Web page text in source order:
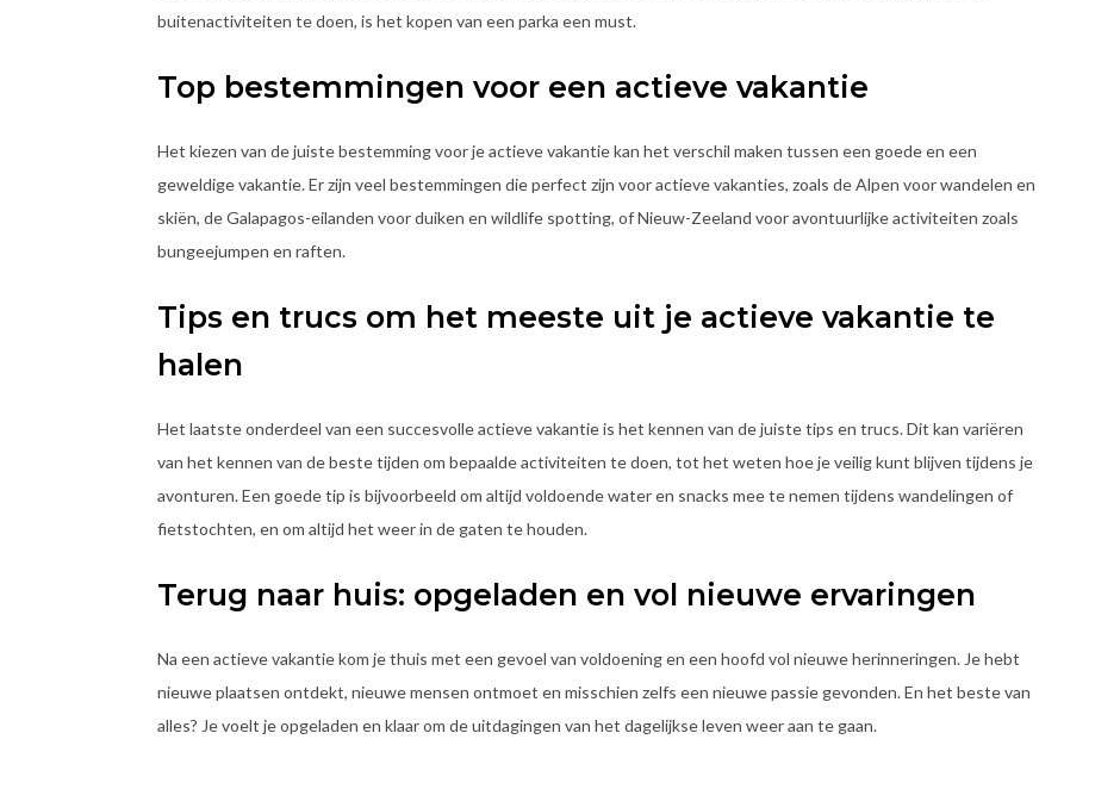
buitenactiviteiten te doen, is het kopen van een parka een must.
Top bestemmingen voor een actieve vakantie
Het kiezen van de juiste bestemming voor je actieve vakantie kan het verschil maken tussen een goede en een
geweldige vakantie. Er zijn veel bestemmingen die perfect zijn voor actieve vakanties, zoals de Alpen voor wandelen en
skiën, de Galapagos-eilanden voor duiken en wildlife spotting, of Nieuw-Zeeland voor avontuurlijke activiteiten zoals
bungeejumpen en raften.
Tips en trucs om het meeste uit je actieve vakantie te
halen
Het laatste onderdeel van een succesvolle actieve vakantie is het kennen van de juiste tips en trucs. Dit kan variëren
van het kennen van de beste tijden om bepaalde activiteiten te doen, tot het weten hoe je veilig kunt blijven tijdens je
avonturen. Een goede tip is bijvoorbeeld om altijd voldoende water en snacks mee te nemen tijdens wandelingen of
fietstochten, en om altijd het weer in de gaten te houden.
Terug naar huis: opgeladen en vol nieuwe ervaringen
Na een actieve vakantie kom je thuis met een gevoel van voldoening en een hoofd vol nieuwe herinneringen. Je hebt
nieuwe plaatsen ontdekt, nieuwe mensen ontmoet en misschien zelfs een nieuwe passie gevonden. En het beste van
alles? Je voelt je opgeladen en klaar om de uitdagingen van het dagelijkse leven weer aan te gaan.